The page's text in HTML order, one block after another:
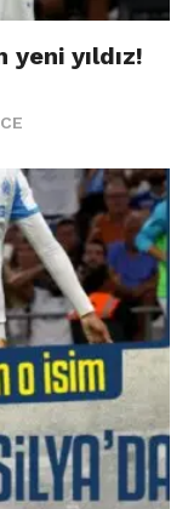
yıldız!